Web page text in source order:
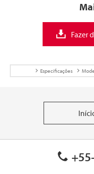
Fazer
Especificações